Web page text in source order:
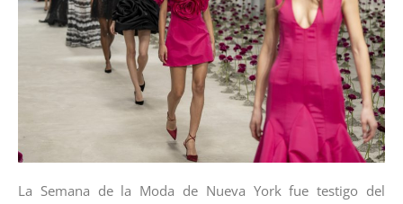
La Semana de la Moda de Nueva York fue testigo del